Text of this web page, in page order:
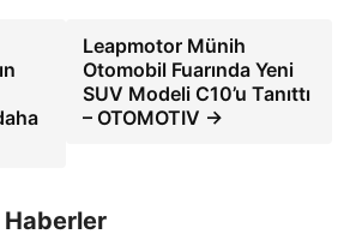
Leapmotor Münih
Otomobil Fuarında Yeni
SUV Modeli C10’u Tanıttı
– OTOMOTIV →
Haberler